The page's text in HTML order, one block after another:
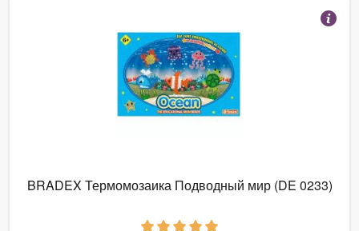
BRADEX Термомозаика Подводный мир (DE 0233)